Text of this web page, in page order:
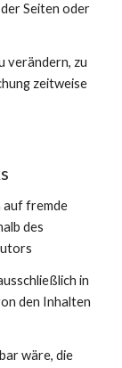
Seiten oder
verändern, zu
zeitweise
auf fremde
des
in
den Inhalten
wäre, die